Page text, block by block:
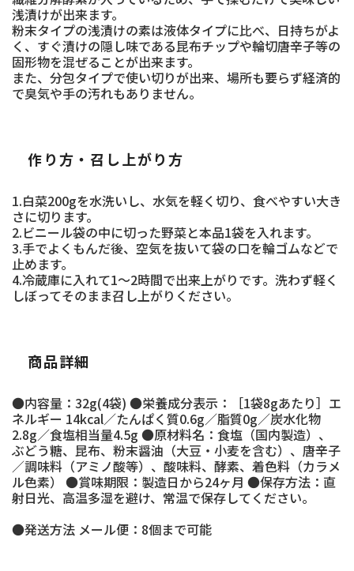
浅漬けが出来ます。
粉末タイプの浅漬けの素は液体タイプに比べ、日持ちがよ
く、すぐ漬けの隠し味である昆布チップや輪切唐辛子等の
固形物を混ぜることが出来ます。
また、分包タイプで使い切りが出来、場所も要らず経済的
で臭気や手の汚れもありません。
作り方・召し上がり方
1.白菜200gを水洗いし、水気を軽く切り、食べやすい大き
さに切ります。
2.ビニール袋の中に切った野菜と本品1袋を入れます。
3.手でよくもんだ後、空気を抜いて袋の口を輪ゴムなどで
止めます。
4.冷蔵庫に入れて1～2時間で出来上がりです。洗わず軽く
しぼってそのまま召し上がりください。
商品詳細
●内容量：32g(4袋) ●栄養成分表示：［1袋8gあたり］エ
ネルギー 14kcal／たんぱく質0.6g／脂質0g／炭水化物
2.8g／食塩相当量4.5g ●原材料名：食塩（国内製造）、
ぶどう糖、昆布、粉末醤油（大豆・小麦を含む）、唐辛子
／調味料（アミノ酸等）、酸味料、酵素、着色料（カラメ
ル色素） ●賞味期限：製造日から24ヶ月 ●保存方法：直
射日光、高温多湿を避け、常温で保存してください。
●発送方法 メール便：8個まで可能